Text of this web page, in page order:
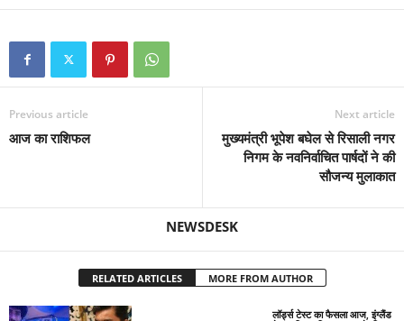
Previous article
आज का राशिफल
Next article
मुख्यमंत्री भूपेश बघेल से रिसाली नगर
निगम के नवनिर्वाचित पार्षदों ने की
सौजन्य मुलाकात
NEWSDESK
RELATED ARTICLES MORE FROM AUTHOR
लॉर्ड्स टेस्ट का फैसला आज, इंग्लैंड